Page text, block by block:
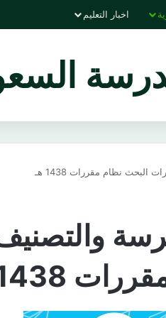
اخبار التعليم
نظام مقررات 1438 هـ
1438 هـ